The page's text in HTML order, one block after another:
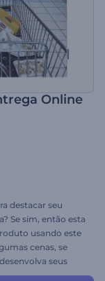
Online
destacar seu
Se sim, então esta
usando este
cenas, se
seus
a música